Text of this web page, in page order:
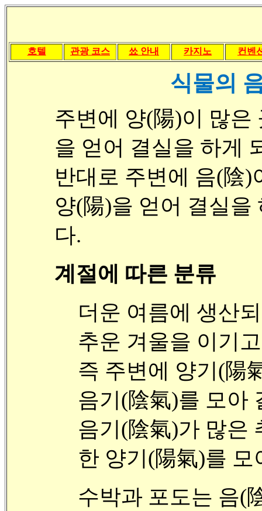
호텔 관광 코스 쑈 안내 카지노 컨벤
식물의
주변에 양(陽)이 많은
을 얻어 결실을 하게
반대로 주변에 음(陰)
양(陽)을 얻어 결실을
다.
계절에 따른 분류
더운 여름에 생산
추운 겨울을 이기
즉 주변에 양기(陽
음기(陰氣)를 모아
음기(陰氣)가 많은
한 양기(陽氣)를
수박과 포도는 음(